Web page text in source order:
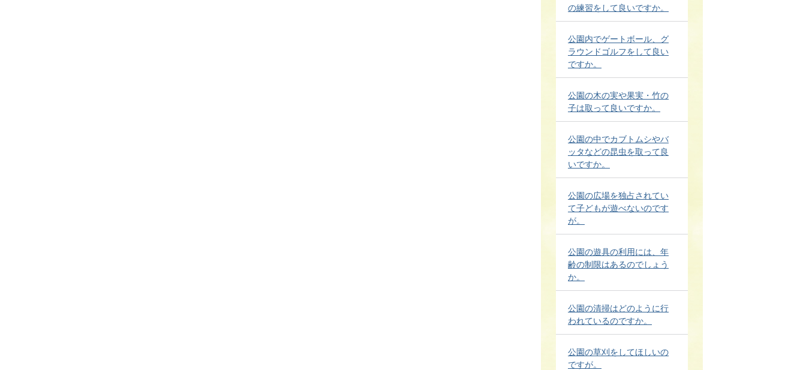
の練習をして良いですか。
公園内でゲートボール、グ
ラウンドゴルフをして良い
ですか。
公園の木の実や果実・竹の
子は取って良いですか。
公園の中でカブトムシやバ
ッタなどの昆虫を取って良
いですか。
公園の広場を独占されてい
て子どもが遊べないのです
が。
公園の遊具の利用には、年
齢の制限はあるのでしょう
か。
公園の清掃はどのように行
われているのですか。
公園の草刈をしてほしいの
ですが。